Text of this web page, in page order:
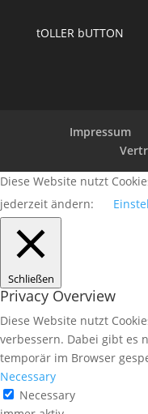
tOLLER bUTTON
Impressum
Diese Website nutzt
jederzeit ändern:
Schließen
Privacy Overview
Diese Website nutzt
verbessern. Dabei gibt es
temporär im Browser
Necessary
Necessary